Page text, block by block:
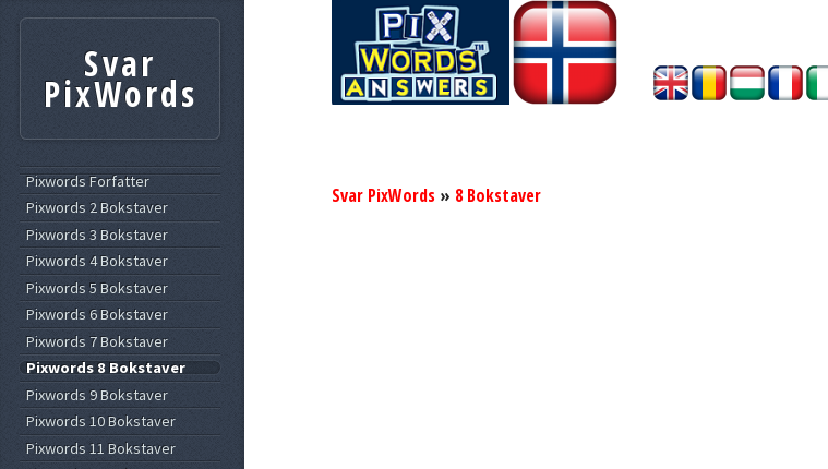
Svar PixWords » 8 Bokstaver
Svar
PixWords
Pixwords Forfatter
Pixwords 2 Bokstaver
Pixwords 3 Bokstaver
Pixwords 4 Bokstaver
Pixwords 5 Bokstaver
Pixwords 6 Bokstaver
Pixwords 7 Bokstaver
Pixwords 8 Bokstaver
Pixwords 9 Bokstaver
Pixwords 10 Bokstaver
Pixwords 11 Bokstaver